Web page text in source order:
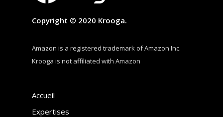
Copyright © 2020 Krooga.
Amazon is a registered trademark of Amazon Inc.
Krooga is not affiliated with Amazon
Accueil
Expertises